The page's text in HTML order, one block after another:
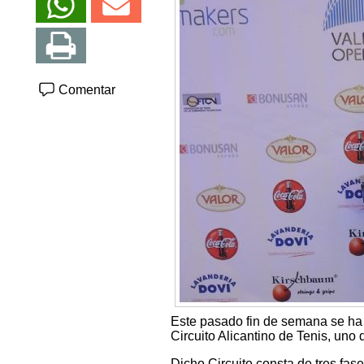
Comentar
Este pasado fin de semana se
Circuito Alicantino de Tenis, uno